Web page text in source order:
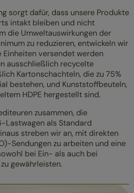
sorgt dafür, dass unsere Produkte
intakt bleiben und nicht
die Umweltauswirkungen der
zu reduzieren, entwickeln wir
Einheiten versendet werden
ausschließlich recycelte
Kartonschachteln, die zu 75%
bestehen, und Kunststoffbeuteln,
HDPE hergestellt sind.
zusammen, die
Lastwagen als Standard
streben wir an, mit direkten
Sendungen zu arbeiten und eine
bei Ein- als auch bei
gewährleisten.